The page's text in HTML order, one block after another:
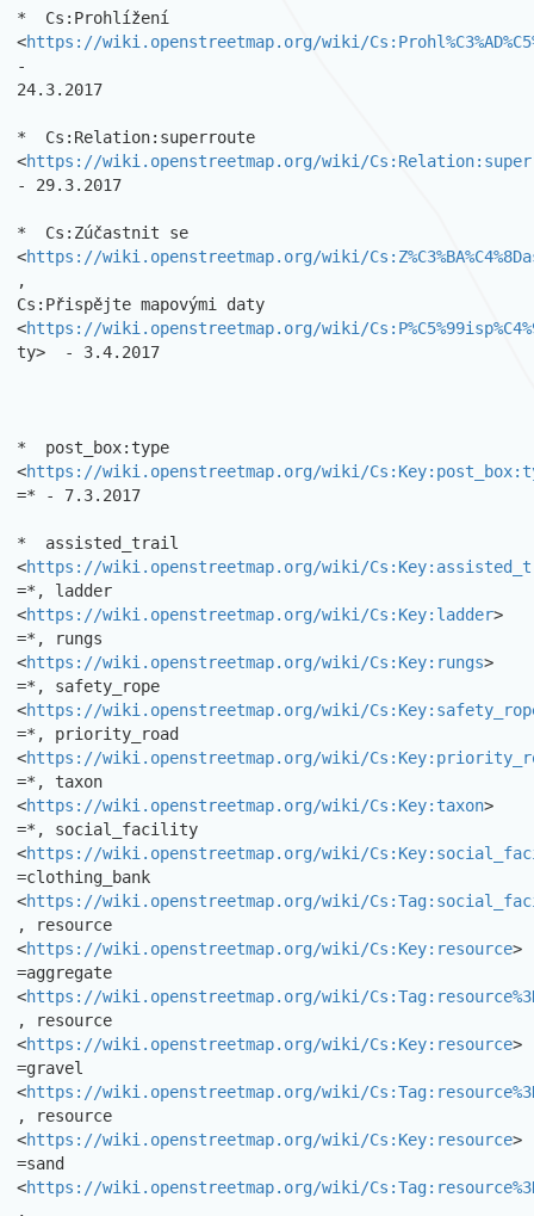
*  Cs:Prohlížení
<https://wiki.openstreetmap.org/wiki/
-
24.3.2017
*  Cs:Relation:superroute
<https://wiki.openstreetmap.org/wiki/
- 29.3.2017
*  Cs:Zúčastnit se
<https://wiki.openstreetmap.org/wiki/
,
Cs:Přispějte mapovými daty
<https://wiki.openstreetmap.org/wiki/
ty>  - 3.4.2017
*  post_box:type
<https://wiki.openstreetmap.org/wiki/
=* - 7.3.2017
*  assisted_trail
<https://wiki.openstreetmap.org/wiki/
=*, ladder
<https://wiki.openstreetmap.org/wiki/Cs:Key:ladder>
=*, rungs
<https://wiki.openstreetmap.org/wiki/Cs:Key:rungs>
=*, safety_rope
<https://wiki.openstreetmap.org/wiki/
=*, priority_road
<https://wiki.openstreetmap.org/wiki/
=*, taxon
<https://wiki.openstreetmap.org/wiki/Cs:Key:taxon>
=*, social_facility
<https://wiki.openstreetmap.org/wiki/
=clothing_bank
<https://wiki.openstreetmap.org/wiki/
, resource
<https://wiki.openstreetmap.org/wiki/Cs:Key:resource>
=aggregate
<https://wiki.openstreetmap.org/wiki/
, resource
<https://wiki.openstreetmap.org/wiki/Cs:Key:resource>
=gravel
<https://wiki.openstreetmap.org/wiki/
, resource
<https://wiki.openstreetmap.org/wiki/Cs:Key:resource>
=sand
<https://wiki.openstreetmap.org/wiki/
,